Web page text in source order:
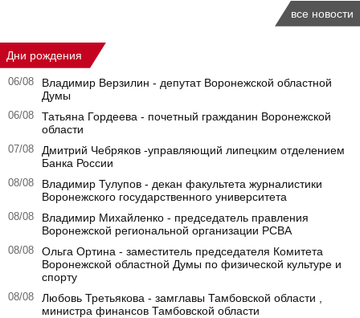
все новости
Дни рождения
06/08
Владимир Верзилин - депутат Воронежской областной
Думы
06/08
Татьяна Гордеева - почетный гражданин Воронежской
области
07/08
Дмитрий Чебряков -управляющий липецким отделением
Банка России
08/08
Владимир Тулупов - декан факультета журналистики
Воронежского государственного университета
08/08
Владимир Михайленко - председатель правления
Воронежской региональной организации РСВА
08/08
Ольга Ортина - заместитель председателя Комитета
Воронежской областной Думы по физической культуре и
спорту
08/08
Любовь Третьякова - замглавы Тамбовской области ,
министра финансов Тамбовской области